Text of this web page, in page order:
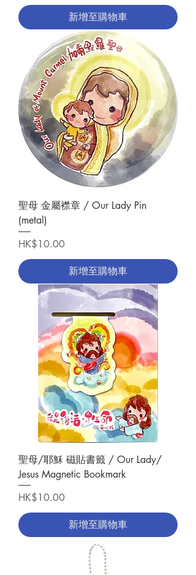
新增至購物車
聖母 金屬襟章 / Our Lady Pin
(metal)
價格
HK$10.00
新增至購物車
聖母/耶穌 磁貼書籤 / Our Lady/
Jesus Magnetic Bookmark
價格
HK$10.00
新增至購物車